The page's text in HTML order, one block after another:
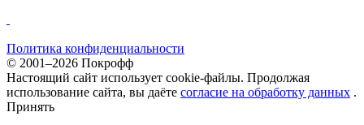
Политика конфиденциальности
© 2001–2026 Покрофф
Настоящий сайт использует cookie-файлы. Продолжая
использование сайта, вы даёте согласие на обработку данных .
Принять